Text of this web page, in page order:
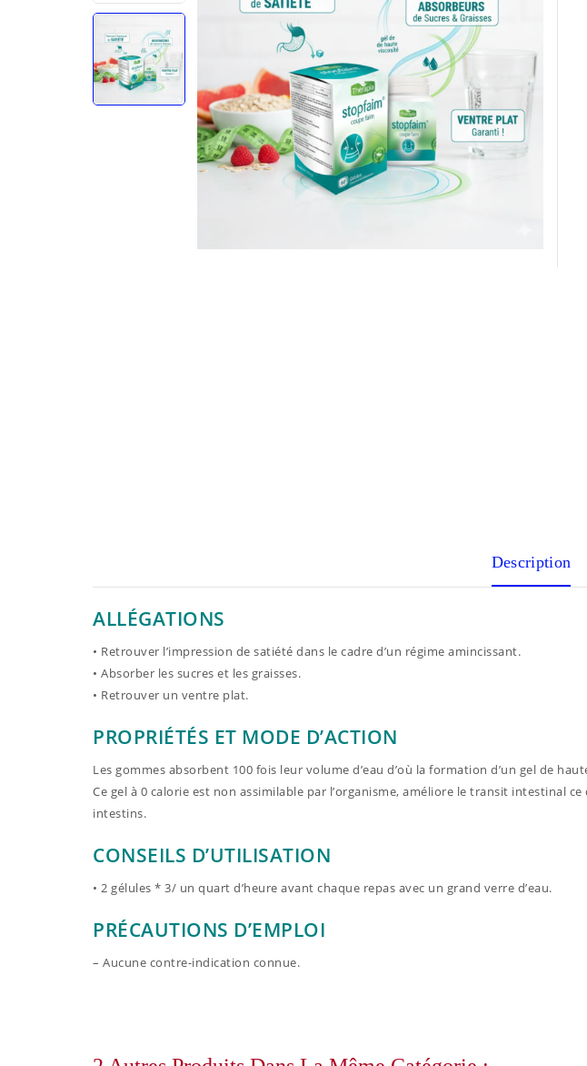
Description
ALLÉGATIONS
• Retrouver l’impression de satiété dans le cadre d’un régime amincissant.
• Absorber les sucres et les graisses.
• Retrouver un ventre plat.
PROPRIÉTÉS ET MODE D’ACTION
Les gommes absorbent 100 fois leur volume d’eau d’où la formation d’un gel de
Ce gel à 0 calorie est non assimilable par l’organisme, améliore le transit intestinal
intestins.
CONSEILS D’UTILISATION
• 2 gélules * 3/ un quart d’heure avant chaque repas avec un grand verre d’eau.
PRÉCAUTIONS D’EMPLOI
– Aucune contre-indication connue.